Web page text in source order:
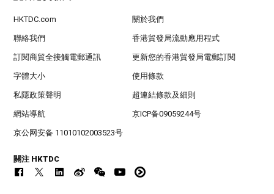
HKTDC.com 關於我們
聯絡我們 香港貿發局流動應用程式
訂閱商貿全接觸電郵通訊 更新您的香港貿發局電郵訂閱
字體大小 使用條款
私隱政策聲明 超連結條款及細則
網站導航 京ICP备09059244号
京公网安备 11010102003523号
關注 HKTDC